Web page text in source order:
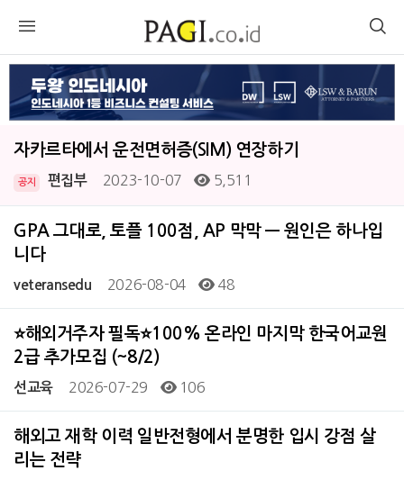
자카르타에서 운전면허증(SIM) 연장하기
공지 편집부 2023-10-07 5,511
GPA 그대로, 토플 100점, AP 막막 — 원인은 하나입
니다
veteransedu 2026-08-04 48
⭐해외거주자 필독⭐100% 온라인 마지막 한국어교원
2급 추가모집 (~8/2)
선교육 2026-07-29 106
해외고 재학 이력 일반전형에서 분명한 입시 강점 살
리는 전략